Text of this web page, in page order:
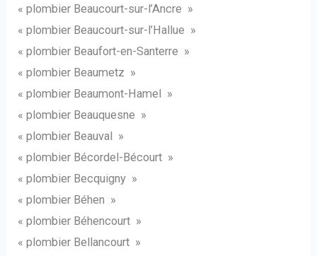
« plombier Beaucourt-sur-l’Ancre »
« plombier Beaucourt-sur-l’Hallue »
« plombier Beaufort-en-Santerre »
« plombier Beaumetz »
« plombier Beaumont-Hamel »
« plombier Beauquesne »
« plombier Beauval »
« plombier Bécordel-Bécourt »
« plombier Becquigny »
« plombier Béhen »
« plombier Béhencourt »
« plombier Bellancourt »